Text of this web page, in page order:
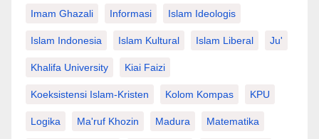
Imam Ghazali Informasi Islam Ideologis
Islam Indonesia Islam Kultural Islam Liberal Ju'
Khalifa University Kiai Faizi
Koeksistensi Islam-Kristen Kolom Kompas KPU
Logika Ma'ruf Khozin Madura Matematika